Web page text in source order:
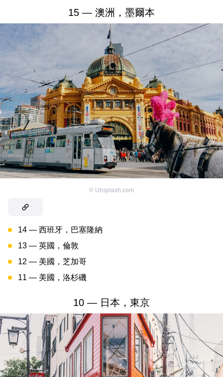
15 — 澳洲，墨爾本
© Unsplash.com
14 — 西班牙，巴塞隆納
13 — 英國，倫敦
12 — 美國，芝加哥
11 — 美國，洛杉磯
10 — 日本，東京